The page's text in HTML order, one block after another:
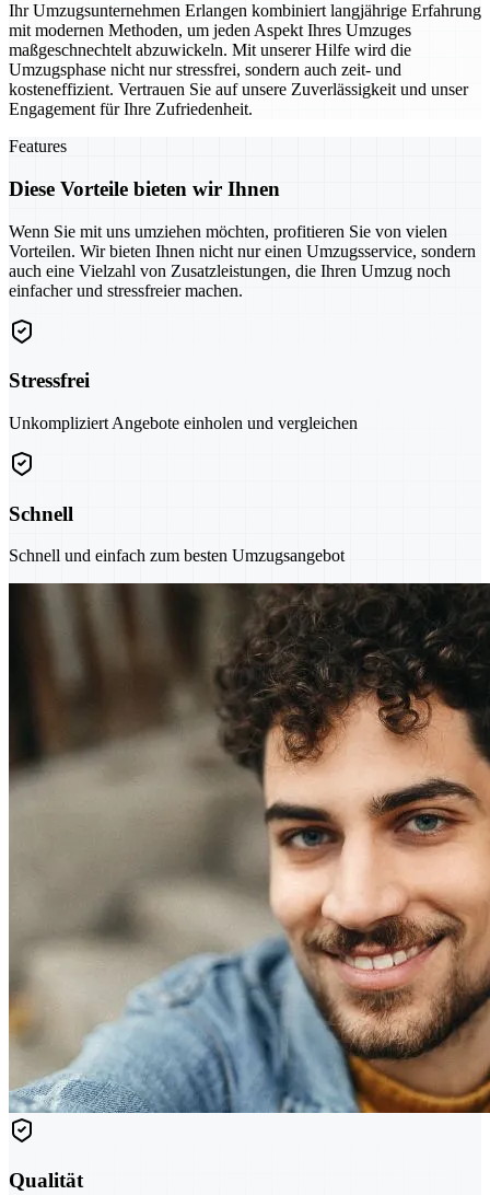
Ihr Umzugsunternehmen Erlangen kombiniert langjährige Erfahrung
mit modernen Methoden, um jeden Aspekt Ihres Umzuges
maßgeschnechtelt abzuwickeln. Mit unserer Hilfe wird die
Umzugsphase nicht nur stressfrei, sondern auch zeit- und
kosteneffizient. Vertrauen Sie auf unsere Zuverlässigkeit und unser
Engagement für Ihre Zufriedenheit.
Features
Diese Vorteile bieten wir Ihnen
Wenn Sie mit uns umziehen möchten, profitieren Sie von vielen
Vorteilen. Wir bieten Ihnen nicht nur einen Umzugsservice, sondern
auch eine Vielzahl von Zusatzleistungen, die Ihren Umzug noch
einfacher und stressfreier machen.
Stressfrei
Unkompliziert Angebote einholen und vergleichen
Schnell
Schnell und einfach zum besten Umzugsangebot
Qualität